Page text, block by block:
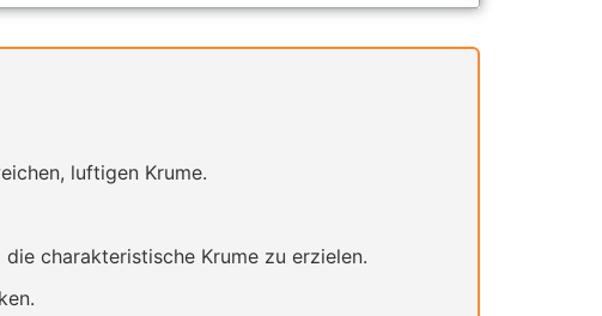
luftigen Krume.
charakteristische Krume zu erzielen.